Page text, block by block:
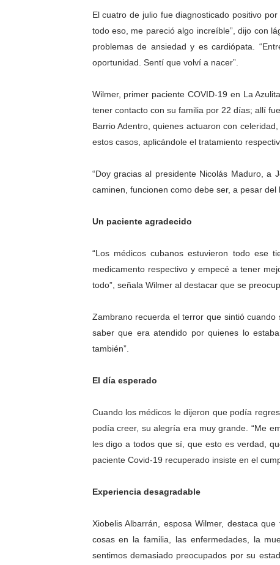
El Lactario del Iahula
Plan Vacacional
Iniciación al yoga reúne a
Mincomunas impulsa el
Expertos inspeccionan
El cuatro de julio fue diagnosticado positivo
todo eso, me pareció algo increíble”, dijo con
problemas de ansiedad y es cardiópata.
oportunidad. Sentí que volví a nacer”.
Wilmer, primer paciente COVID-19 en La
tener contacto con su familia por 22 días; allí
Barrio Adentro, quienes actuaron con
estos casos, aplicándole el tratamiento
“Doy gracias al presidente Nicolás Maduro, a
caminen, funcionen como debe ser, a pesar
Un paciente agradecido
“Los médicos cubanos estuvieron todo ese
medicamento respectivo y empecé a tener
todo”, señala Wilmer al destacar que se
Zambrano recuerda el terror que sintió
saber que era atendido por quienes lo
también”.
El día esperado
Cuando los médicos le dijeron que podía
podía creer, su alegría era muy grande. “Me
les digo a todos que sí, que esto es verdad,
paciente Covid-19 recuperado insiste en el
Experiencia desagradable
Xiobelis Albarrán, esposa Wilmer, destaca
cosas en la familia, las enfermedades, la
sentimos demasiado preocupados por su